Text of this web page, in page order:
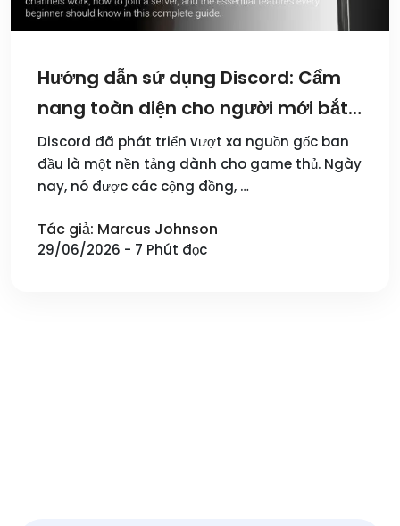
Hướng dẫn sử dụng Discord: Cẩm
nang toàn diện cho người mới bắt
đầu
Discord đã phát triển vượt xa nguồn gốc ban
đầu là một nền tảng dành cho game thủ. Ngày
nay, nó được các cộng đồng, …
Tác giả: Marcus Johnson
29/06/2026 - 7 Phút đọc